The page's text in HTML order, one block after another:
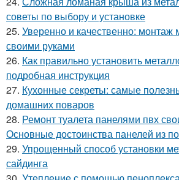
советы по выбору и установке
25. Уверенно и качественно: монтаж
своими руками
26. Как правильно установить
подробная инструкция
27. Кухонные секреты: самые
домашних поваров
28. Ремонт туалета панелями пвх
Основные достоинства панелей из
29. Упрощенный способ установки
сайдинга